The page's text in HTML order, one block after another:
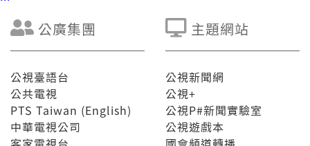
公廣集團
公視臺語台
公共電視
PTS Taiwan (English)
中華電視公司
主題網站
公視新聞網
公視+
公視P#新聞實驗室
公視遊戲本